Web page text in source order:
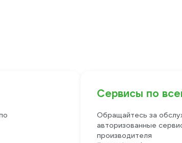
Сервисы по
Обращайтесь за
авторизованные
производителя